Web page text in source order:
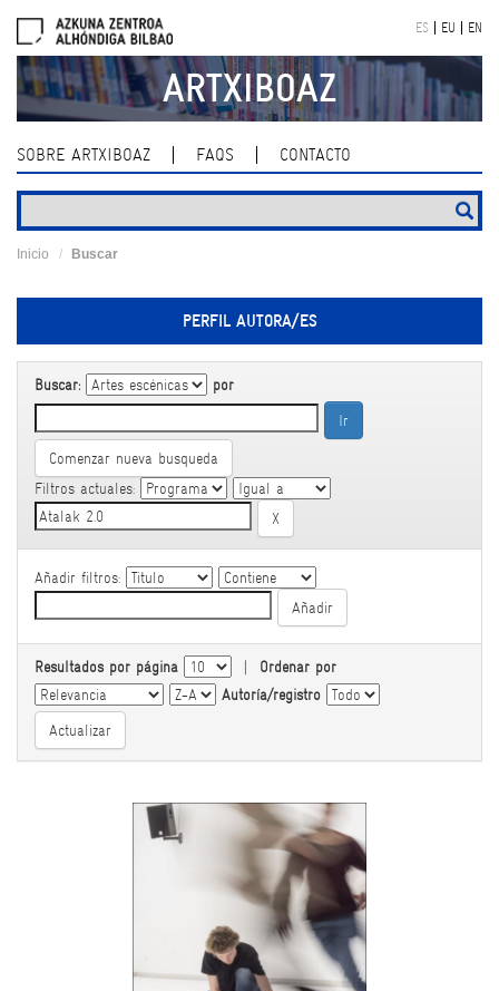
navigation
ES EU EN
ARTXIBOAZ
SOBRE ARTXIBOAZ FAQS CONTACTO
Inicio Buscar
PERFIL AUTORA/ES
Buscar: por
Comenzar nueva busqueda
Filtros actuales:
Añadir filtros:
Resultados por página | Ordenar por
Autoría/registro